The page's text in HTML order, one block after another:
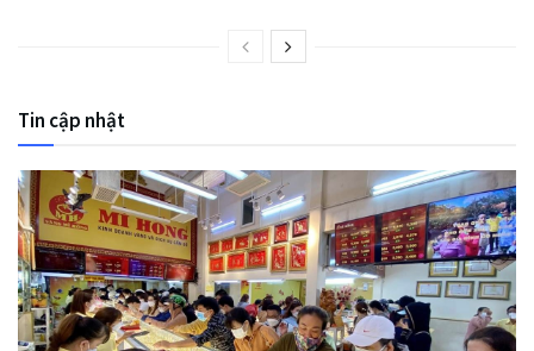
Tin cập nhật